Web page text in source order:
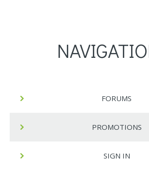
FORUMS
PROMOTIONS
SIGN IN